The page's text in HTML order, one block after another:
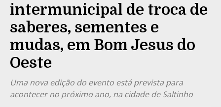
intermunicipal de troca de
saberes, sementes e
mudas, em Bom Jesus do
Oeste
Uma nova edição do evento está prevista para
acontecer no próximo ano, na cidade de Saltinho